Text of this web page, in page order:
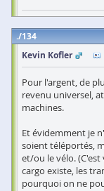
134
Kevin Kofler
Pour l'argent, de
revenu universel,
machines.
Et évidemment je
soient téléportés,
et/ou le vélo. (C'est
cargo existe, les
pourquoi on ne